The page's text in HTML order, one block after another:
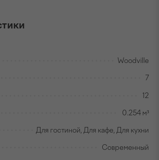
Woodville
7
12
0.254 м³
Для гостиной, Для кафе, Для кухни
Современный